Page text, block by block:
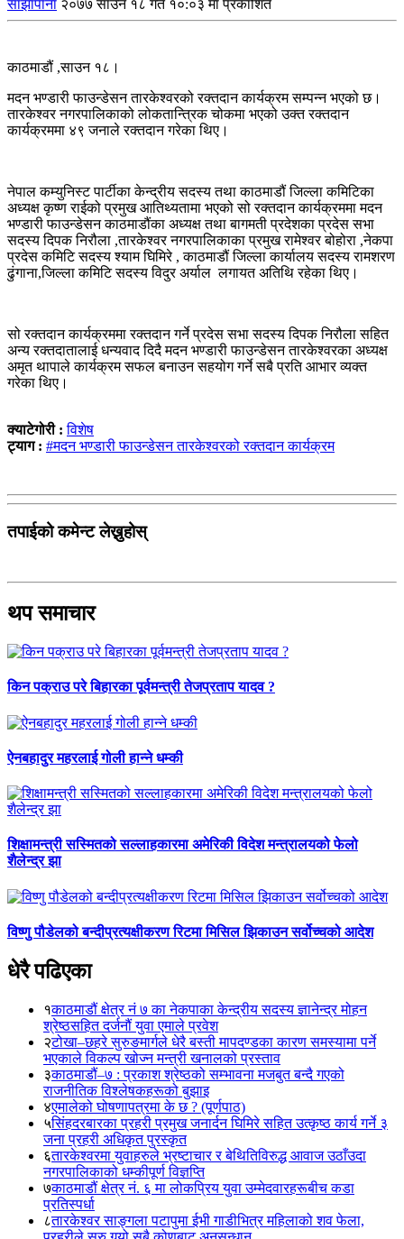
साझापाना २०७७ साउन १८ गते १०:०३ मा प्रकाशित
काठमाडौं ,साउन १८।
मदन भण्डारी फाउन्डेसन तारकेश्वरको रक्तदान कार्यक्रम सम्पन्न भएको छ।
तारकेश्वर नगरपालिकाको लोकतान्त्रिक चोकमा भएको उक्त रक्तदान
कार्यक्रममा ४९ जनाले रक्तदान गरेका थिए।
नेपाल कम्युनिस्ट पार्टीका केन्द्रीय सदस्य तथा काठमाडौं जिल्ला कमिटिका
अध्यक्ष कृष्ण राईको प्रमुख आतिथ्यतामा भएको सो रक्तदान कार्यक्रममा मदन
भण्डारी फाउन्डेसन काठमाडौंका अध्यक्ष तथा बागमती प्रदेशका प्रदेस सभा
सदस्य दिपक निरौला ,तारकेश्वर नगरपालिकाका प्रमुख रामेश्वर बोहोरा ,नेकपा
प्रदेस कमिटि सदस्य श्याम घिमिरे , काठमाडौं जिल्ला कार्यालय सदस्य रामशरण
ढुंगाना,जिल्ला कमिटि सदस्य विदुर अर्याल लगायत अतिथि रहेका थिए।
सो रक्तदान कार्यक्रममा रक्तदान गर्ने प्रदेस सभा सदस्य दिपक निरौला सहित
अन्य रक्तदातालाई धन्यवाद दिदै मदन भण्डारी फाउन्डेसन तारकेश्वरका अध्यक्ष
अमृत थापाले कार्यक्रम सफल बनाउन सहयोग गर्ने सबै प्रति आभार व्यक्त
गरेका थिए।
क्याटेगोरी :विशेष
ट्याग : #मदन भण्डारी फाउन्डेसन तारकेश्वरको रक्तदान कार्यक्रम
तपाईको कमेन्ट लेख्नुहोस्
थप समाचार
किन पक्राउ परे बिहारका पूर्वमन्त्री तेजप्रताप यादव ?
ऐनबहादुर महरलाई गोली हान्ने धम्की
शिक्षामन्त्री सस्मितको सल्लाहकारमा अमेरिकी विदेश मन्त्रालयको फेलो
शैलेन्द्र झा
विष्णु पौडेलको बन्दीप्रत्यक्षीकरण रिटमा मिसिल झिकाउन सर्वोच्चको आदेश
धेरै पढिएका
१काठमाडौं क्षेत्र नं ७ का नेकपाका केन्द्रीय सदस्य ज्ञानेन्द्र मोहन
श्रेष्ठसहित दर्जनौं युवा एमाले प्रवेश
२टोखा–छहरे सुरुङमार्गले धेरै बस्ती मापदण्डका कारण समस्यामा पर्ने
भएकाले विकल्प खोज्न मन्त्री खनालको प्रस्ताव
३काठमाडौं–७ : प्रकाश श्रेष्ठको सम्भावना मजबुत बन्दै गएको
राजनीतिक विश्लेषकहरूको बुझाइ
४एमालेको घोषणापत्रमा के छ ? (पूर्णपाठ)
५सिंहदरबारका प्रहरी प्रमुख जनार्दन घिमिरे सहित उत्कृष्ठ कार्य गर्ने ३
जना प्रहरी अधिकृत पुरस्कृत
६तारकेश्वरमा युवाहरुले भ्रष्टाचार र बेथितिविरुद्ध आवाज उठाँउदा
नगरपालिकाको धम्कीपूर्ण विज्ञप्ति
७काठमाडौं क्षेत्र नं. ६ मा लोकप्रिय युवा उम्मेदवारहरूबीच कडा
प्रतिस्पर्धा
८तारकेश्वर साङ्गला पटापुमा ईभी गाडीभित्र महिलाको शव फेला,